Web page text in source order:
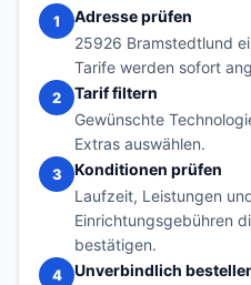
1
Adresse prüfen
25926 Bramstedtlund
Tarife werden sofort
2
Tarif filtern
Gewünschte
Extras auswählen.
3
Konditionen prüfen
Laufzeit, Leistungen
Einrichtungsgebühren
bestätigen.
4
Unverbindlich